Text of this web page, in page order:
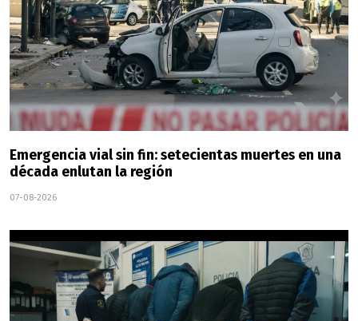
Emergencia vial sin fin: setecientas muertes en una
década enlutan la región
07-08-2026